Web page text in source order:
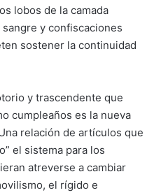
lobos de la camada
y confiscaciones
sostener la continuidad
y trascendente que
cumpleaños es la nueva
relación de artículos que
el sistema para los
atreverse a cambiar
el rígido e